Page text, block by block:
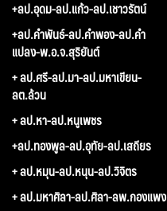
+ลป.อุดม-ลป.แก้ว-ลป.เชาวรัตน์
+ลป.คำพันธ์-ลป.คำพอง-ลป.คำ
แปลง-พ.อ.จ.สุริยันต์
+ ลป.ศรี-ลป.มา-ลป.มหาเขียน-
ลต.ล้วน
+ ลป.หา-ลป.หนูเพชร
+ลป.ทองพูล-ลป.อุทัย-ลป.เสถียร
+ ลป.หมุน-ลป.หนุน-ลป.วิจิตร
+ ลป.มหาศิลา-ลป.ศิลา-ลพ.กองแพง